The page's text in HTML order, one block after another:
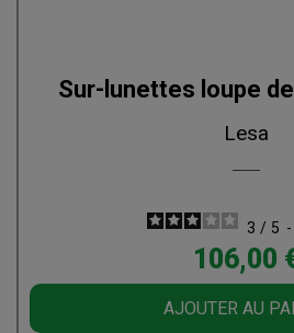
Sur-lunettes loupe
Lesa
3 / 5 -
Prix
106,00
AJOUTER AU